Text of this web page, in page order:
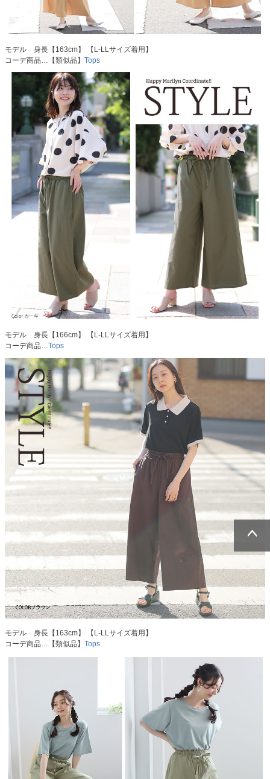
モデル 身長【163cm】 【L-LLサイズ着用】
コーデ商品…【類似品】 Tops
モデル 身長【166cm】 【L-LLサイズ着用】
コーデ商品…Tops
モデル 身長【163cm】 【L-LLサイズ着用】
コーデ商品…【類似品】 Tops
ページトッ
ページトッ